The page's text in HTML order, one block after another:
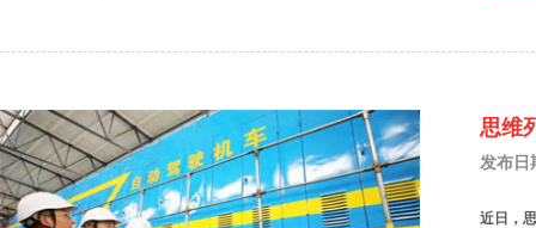
思维
发布日
近日，